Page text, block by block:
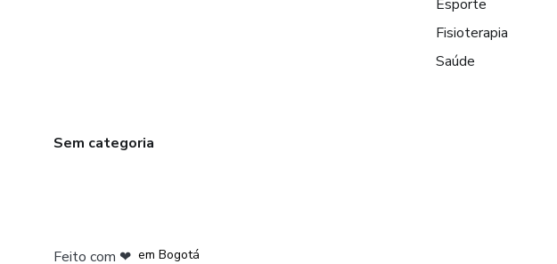
Esporte
Fisioterapia
Saúde
Sem categoria
Feito com ❤ em Bogotá